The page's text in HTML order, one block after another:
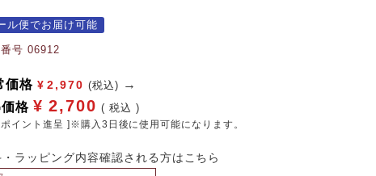
ル便でお届け可能
号 06912
価格 ¥ 2,970 (税込)
格 ¥ 2,700 税込
ポイント進呈 ]※購入3日後に使用可能になります。
ラッピング内容確認される方はこちら